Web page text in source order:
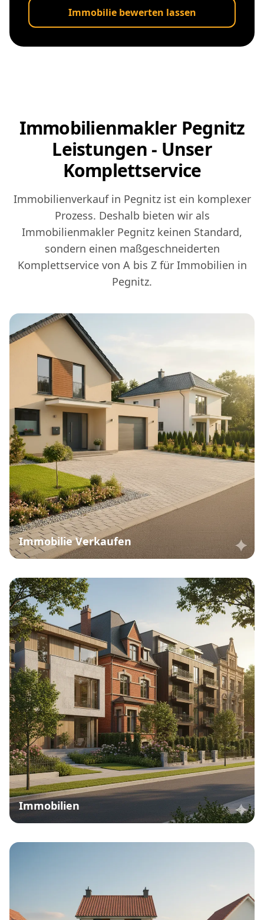
Immobilie bewerten lassen
Immobilienmakler Pegnitz
Leistungen - Unser
Komplettservice
Immobilienverkauf in Pegnitz ist ein komplexer
Prozess. Deshalb bieten wir als
Immobilienmakler Pegnitz keinen Standard,
sondern einen maßgeschneiderten
Komplettservice von A bis Z für Immobilien in
Pegnitz.
Immobilie Verkaufen
Immobilien